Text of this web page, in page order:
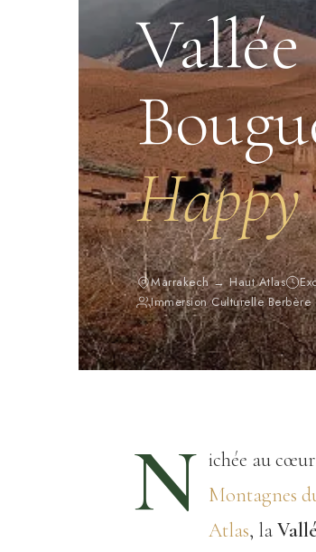
Marrakech → Haut Atlas
Immersion Culturelle Berbère
N ichée au cœur
Montagnes
Atlas, la